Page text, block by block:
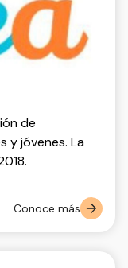
de
y jóvenes. La
Conoce más